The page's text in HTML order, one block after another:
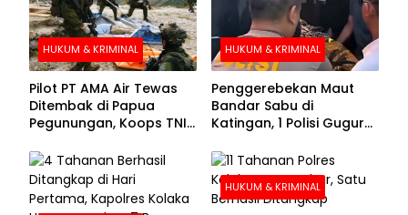
HUKUM & KRIMINAL
Pilot PT AMA Air Tewas
Ditembak di Papua
Pegunungan, Koops TNI
Evakuasi Jenazah
Korban
HUKUM & KRIMINAL
Penggerebekan Maut
Bandar Sabu di
Katingan, 1 Polisi Gugur
HUKUM & KRIMINAL